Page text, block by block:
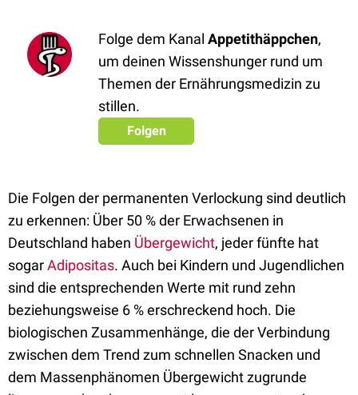
Folge dem Kanal Appetithäppchen,
um deinen Wissenshunger rund um
Themen der Ernährungsmedizin zu
stillen.
Folgen
Die Folgen der permanenten Verlockung sind deutlich
zu erkennen: Über 50 % der Erwachsenen in
Deutschland haben Übergewicht, jeder fünfte hat
sogarAdipositas. Auch bei Kindern und Jugendlichen
sind die entsprechenden Werte mit rund zehn
beziehungsweise 6 % erschreckend hoch. Die
biologischen Zusammenhänge, die der Verbindung
zwischen dem Trend zum schnellen Snacken und
dem Massenphänomen Übergewicht zugrunde